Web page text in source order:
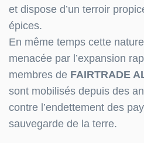
et dispose d’un terroir
épices.
En même temps cette
menacée par l’expansion
membres de FAIRTRADE
sont mobilisés depuis des
contre l’endettement des
sauvegarde de la terre.